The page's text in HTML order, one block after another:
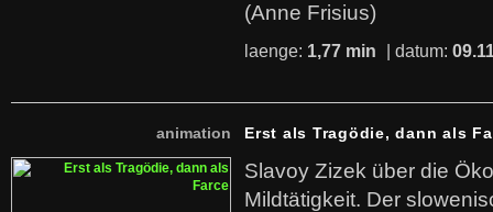
(Anne Frisius)
laenge: 1,77 min | datum:
animation Erst als Tragödie, dann als
Slavoy Zizek über die
Mildtätigkeit. Der